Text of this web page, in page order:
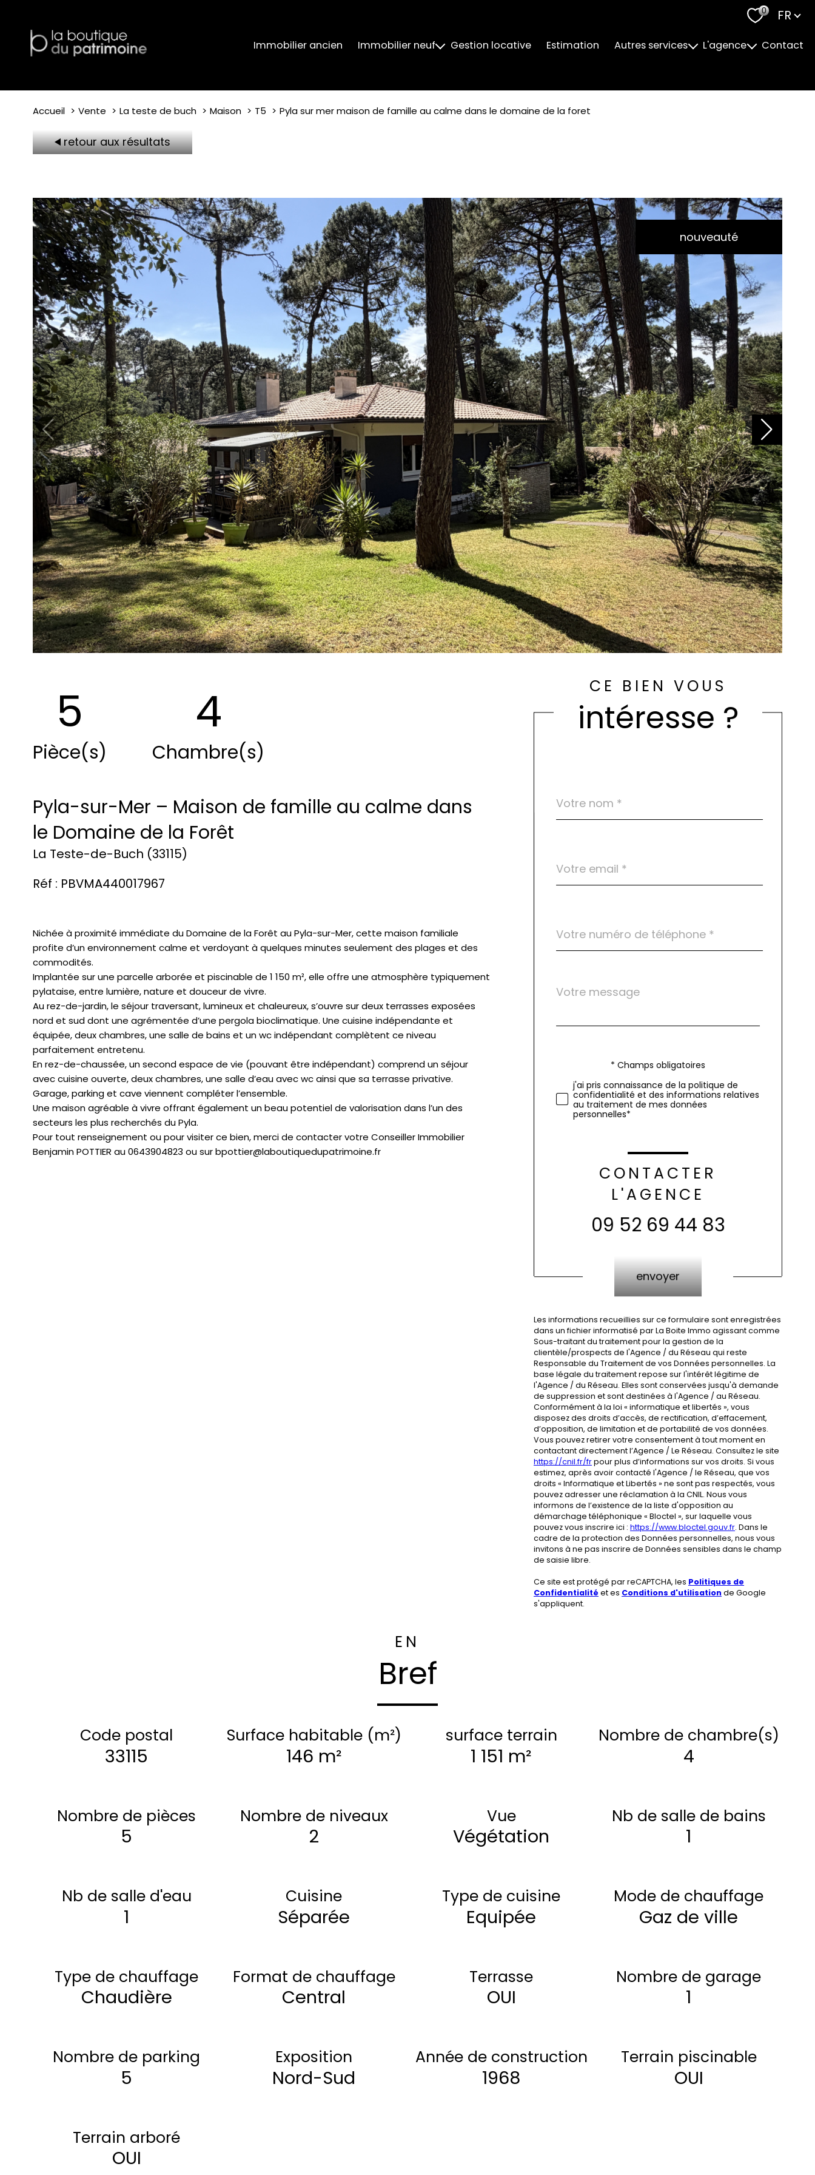
0 FR
Immobilier ancien Immobilier neuf Gestion locative Estimation Autres services L'agence Contact
Accueil Vente La teste de buch Maison T5 Pyla sur mer maison de famille au calme dans le domaine de la foret
retour aux résultats
nouveauté
5
Pièce(s)
4
Chambre(s)
Pyla-sur-Mer – Maison de famille au calme dans
le Domaine de la Forêt
La Teste-de-Buch (33115)
Réf : PBVMA440017967
Nichée à proximité immédiate du Domaine de la Forêt au Pyla-sur-Mer, cette maison familiale
profite d’un environnement calme et verdoyant à quelques minutes seulement des plages et des
commodités.
Implantée sur une parcelle arborée et piscinable de 1 150 m², elle offre une atmosphère typiquement
pylataise, entre lumière, nature et douceur de vivre.
Au rez-de-jardin, le séjour traversant, lumineux et chaleureux, s’ouvre sur deux terrasses exposées
nord et sud dont une agrémentée d’une pergola bioclimatique. Une cuisine indépendante et
équipée, deux chambres, une salle de bains et un wc indépendant complètent ce niveau
parfaitement entretenu.
En rez-de-chaussée, un second espace de vie (pouvant être indépendant) comprend un séjour
avec cuisine ouverte, deux chambres, une salle d’eau avec wc ainsi que sa terrasse privative.
Garage, parking et cave viennent compléter l’ensemble.
Une maison agréable à vivre offrant également un beau potentiel de valorisation dans l’un des
secteurs les plus recherchés du Pyla.
Pour tout renseignement ou pour visiter ce bien, merci de contacter votre Conseiller Immobilier
Benjamin POTTIER au 0643904823 ou sur bpottier@laboutiquedupatrimoine.fr
CE BIEN VOUS
intéresse ?
par
*
*
*
Fieldset
défaut
Message
*
Validation* Champs obligatoires
j'ai pris connaissance de la politique de
confidentialité et des informations relatives
au traitement de mes données
personnelles*
CONTACTER
L'AGENCE
09 52 69 44 83
envoyer
Les informations recueillies sur ce formulaire sont enregistrées
dans un fichier informatisé par La Boite Immo agissant comme
Sous-traitant du traitement pour la gestion de la
clientèle/prospects de l'Agence / du Réseau qui reste
Responsable du Traitement de vos Données personnelles. La
base légale du traitement repose sur l'intérêt légitime de
l'Agence / du Réseau. Elles sont conservées jusqu'à demande
de suppression et sont destinées à l'Agence / au Réseau.
Conformément à la loi « informatique et libertés », vous
disposez des droits d’accès, de rectification, d’effacement,
d’opposition, de limitation et de portabilité de vos données.
Vous pouvez retirer votre consentement à tout moment en
contactant directement l’Agence / Le Réseau. Consultez le site
https://cnil.fr/frpour plus d’informations sur vos droits. Si vous
estimez, après avoir contacté l'Agence / le Réseau, que vos
droits « Informatique et Libertés » ne sont pas respectés, vous
pouvez adresser une réclamation à la CNIL. Nous vous
informons de l’existence de la liste d'opposition au
démarchage téléphonique « Bloctel », sur laquelle vous
pouvez vous inscrire ici : https://www.bloctel.gouv.fr. Dans le
cadre de la protection des Données personnelles, nous vous
invitons à ne pas inscrire de Données sensibles dans le champ
de saisie libre.
Ce site est protégé par reCAPTCHA, les Politiques de
Confidentialité et es Conditions d'utilisation de Google
s'appliquent.
EN
Bref
Code postal
33115
Surface habitable (m²)
146 m²
surface terrain
1 151 m²
Nombre de chambre(s)
4
Nombre de pièces
5
Nombre de niveaux
2
Vue
Végétation
Nb de salle de bains
1
Nb de salle d'eau
1
Cuisine
Séparée
Type de cuisine
Equipée
Mode de chauffage
Gaz de ville
Type de chauffage
Chaudière
Format de chauffage
Central
Terrasse
OUI
Nombre de garage
1
Nombre de parking
5
Exposition
Nord-Sud
Année de construction
1968
Terrain piscinable
OUI
Terrain arboré
OUI